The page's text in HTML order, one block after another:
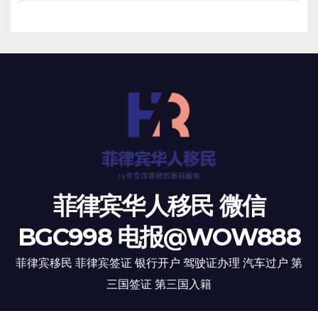
菲律宾华人移民 微信
BGC998 电报@WOW888
菲律宾移民 菲律宾签证 银行开户 驾驶证办理 汽车过户 第
三国签证 第三国入籍